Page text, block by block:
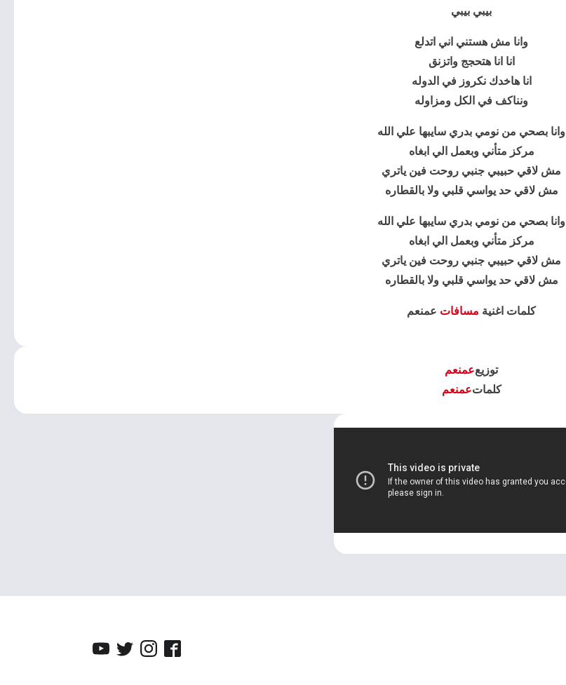
بيبي بيبي
وانا مش هستني اني اتدلع
انا انا هتحجج واتزنق
انا هاخدك نكروز في الدوله
ونناكف في الكل ومزاوله
وانا بصحي من نومي بدري سايبها علي الله
مركز متأني وبعمل الي ابغاه
مش لاقي حبيبي جنبي روحت فين ياتري
مش لاقي حد يواسي قلبي ولا بالقطاره
وانا بصحي من نومي بدري سايبها علي الله
مركز متأني وبعمل الي ابغاه
مش لاقي حبيبي جنبي روحت فين ياتري
مش لاقي حد يواسي قلبي ولا بالقطاره
كلمات اغنية مسافات عمنعم
توزيععمنعم
كلماتعمنعم